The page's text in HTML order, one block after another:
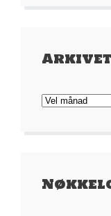
Arkivet
Arkivet